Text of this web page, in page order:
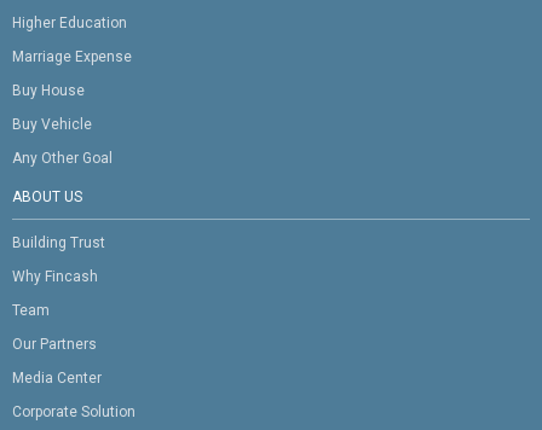
Higher Education
Marriage Expense
Buy House
Buy Vehicle
Any Other Goal
ABOUT US
Building Trust
Why Fincash
Team
Our Partners
Media Center
Corporate Solution